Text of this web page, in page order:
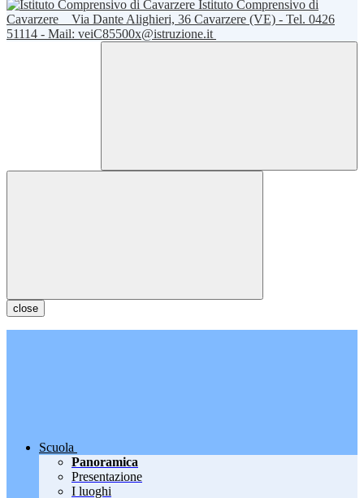
Istituto Comprensivo di
Cavarzere
Via Dante Alighieri, 36 Cavarzere (VE) - Tel. 0426
51114 - Mail: veiC85500x@istruzione.it
close
Scuola
Panoramica
Presentazione
I luoghi